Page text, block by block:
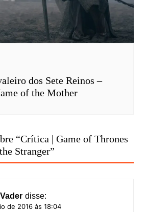
dos Sete Reinos –
of the Mother
“Crítica | Game of Thrones
Stranger”
disse:
de 2016 às 18:04